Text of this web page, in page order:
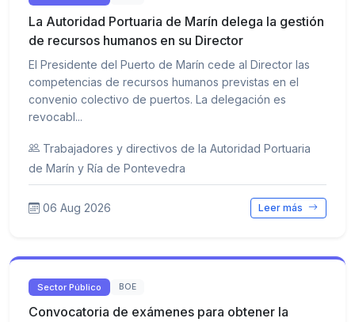
La Autoridad Portuaria de Marín delega la gestión
de recursos humanos en su Director
El Presidente del Puerto de Marín cede al Director las
competencias de recursos humanos previstas en el
convenio colectivo de puertos. La delegación es
revocabl...
Trabajadores y directivos de la Autoridad Portuaria
de Marín y Ría de Pontevedra
06 Aug 2026 Leer más
Sector Público BOE
Convocatoria de exámenes para obtener la